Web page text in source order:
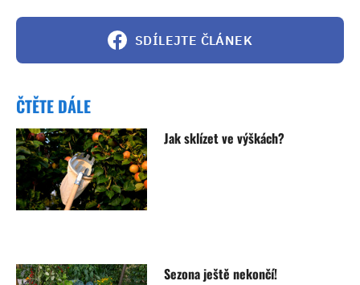
SDÍLEJTE ČLÁNEK
ČTĚTE DÁLE
Jak sklízet ve výškách?
Sezona ještě nekončí!